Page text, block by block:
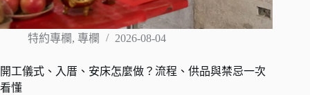
特約專欄, 專欄 2026-08-04
開工儀式、入厝、安床怎麼做？流程、供品與禁忌一次
看懂